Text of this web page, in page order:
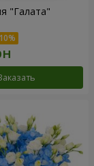
"Галата"